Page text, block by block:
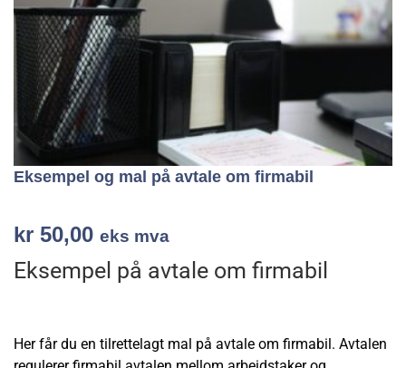
Eksempel og mal på avtale om firmabil
kr 50,00 eks mva
Eksempel på avtale om firmabil
Her får du en tilrettelagt mal på avtale om firmabil. Avtalen